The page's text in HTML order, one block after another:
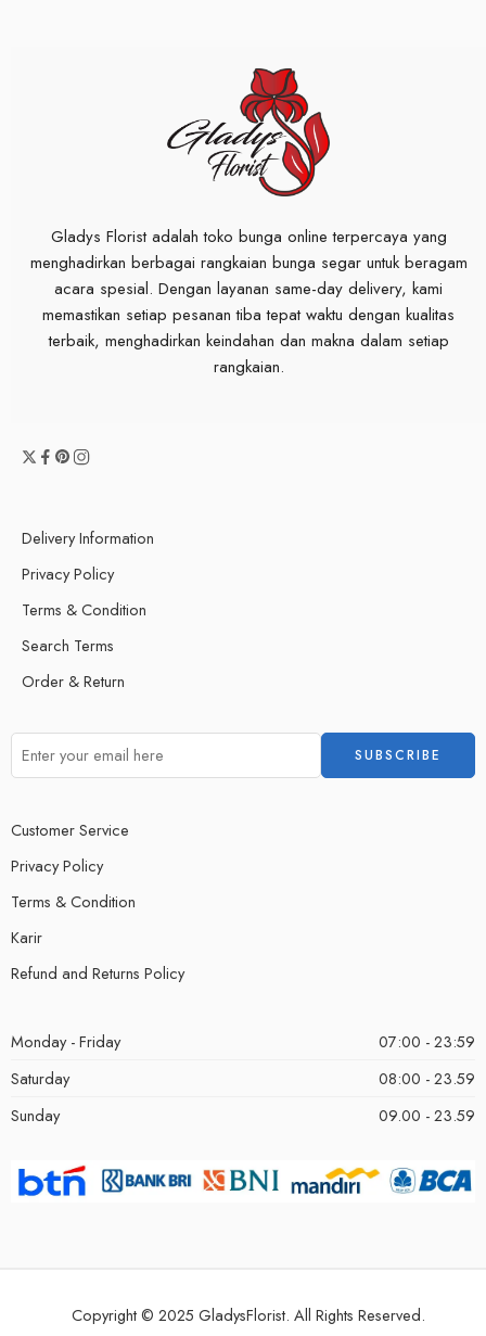
Gladys Florist adalah toko bunga online terpercaya yang
menghadirkan berbagai rangkaian bunga segar untuk beragam
acara spesial. Dengan layanan same-day delivery, kami
memastikan setiap pesanan tiba tepat waktu dengan kualitas
terbaik, menghadirkan keindahan dan makna dalam setiap
rangkaian.
Delivery Information
Privacy Policy
Terms & Condition
Search Terms
Order & Return
Customer Service
Privacy Policy
Terms & Condition
Karir
Refund and Returns Policy
Monday - Friday
07:00 - 23:59
Saturday
08:00 - 23.59
Sunday
09.00 - 23.59
Copyright © 2025 GladysFlorist. All Rights Reserved.